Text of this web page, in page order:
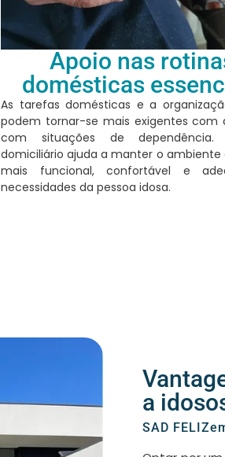
Apoio nas
domésticas
As tarefas domésticas e a
podem tornar-se mais exigentes com
com situações de
domiciliário ajuda a manter o
mais funcional, confortável e
necessidades da pessoa idosa.
a
SAD